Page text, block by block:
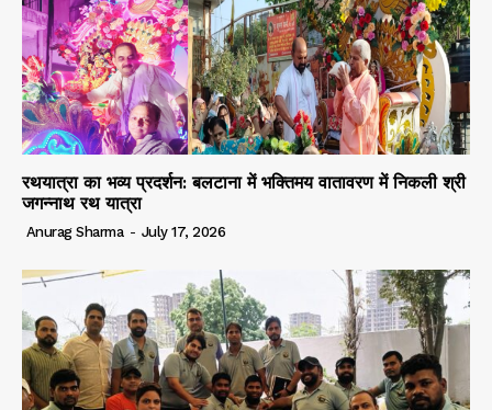
रथयात्रा का भव्य प्रदर्शन: बलटाना में भक्तिमय वातावरण में निकली श्री
जगन्नाथ रथ यात्रा
Anurag Sharma - July 17, 2026